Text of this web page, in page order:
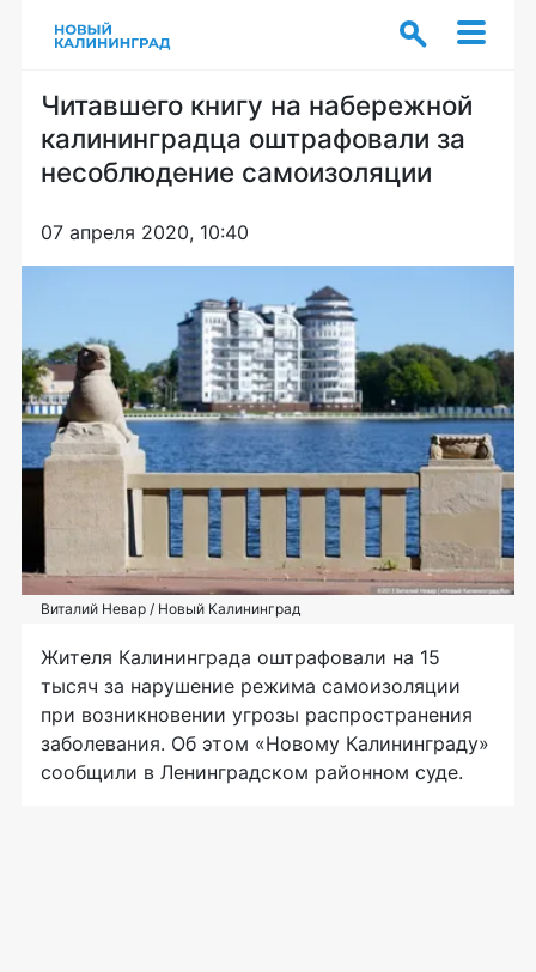
Читавшего книгу на набережной
калининградца оштрафовали за
несоблюдение самоизоляции
07 апреля 2020, 10:40
Виталий Невар / Новый Калининград
Жителя Калининграда оштрафовали на 15
тысяч за нарушение режима самоизоляции
при возникновении угрозы распространения
заболевания. Об этом «Новому Калининграду»
сообщили в Ленинградском районном суде.